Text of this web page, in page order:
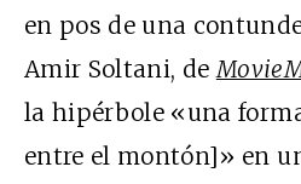
en pos de una
Amir Soltani, de
la hipérbole «una
entre el montón]» en